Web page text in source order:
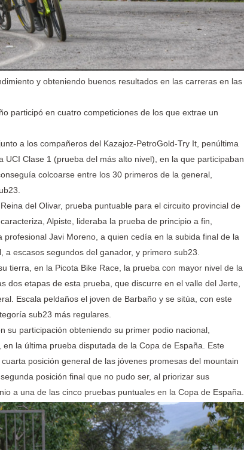
y obteniendo buenos resultados en las carreras en las
participó en cuatro competiciones de los que extrae un
a los compañeros del Kazajoz-PetroGold-Try It, penúltima
UCI Clase 1 (prueba del más alto nivel), en la que participaban
colcoarse entre los 30 primeros de la general,
del Olivar, prueba puntuable para el circuito provincial de
Alpiste, lideraba la prueba de principio a fin,
profesional Javi Moreno, a quien cedía en la subida final de la
escasos segundos del ganador, y primero sub23.
tierra, en la Picota Bike Race, la prueba con mayor nivel de la
dos etapas de esta prueba, que discurre en el valle del Jerte,
Escala peldaños el joven de Barbaño y se sitúa, con este
sub23 más regulares.
su participación obteniendo su primer podio nacional,
la última prueba disputada de la Copa de España. Este
posición general de las jóvenes promesas del mountain
posición final que no pudo ser, al priorizar sus
a una de las cinco pruebas puntuales en la Copa de España.